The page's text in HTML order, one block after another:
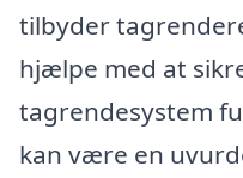
tilbyder
hjælpe med at
tagrendesystem
kan være en